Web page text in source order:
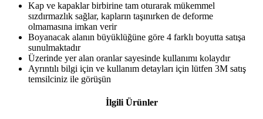
Kap ve kapaklar birbirine tam oturarak mükemmel
sızdırmazlık sağlar, kapların taşınırken de deforme
olmamasına imkan verir
Boyanacak alanın büyüklüğüne göre 4 farklı boyutta satışa
sunulmaktadır
Üzerinde yer alan oranlar sayesinde kullanımı kolaydır
Ayrıntılı bilgi için ve kullanım detayları için lütfen 3M satış
temsilciniz ile görüşün
İlgili Ürünler